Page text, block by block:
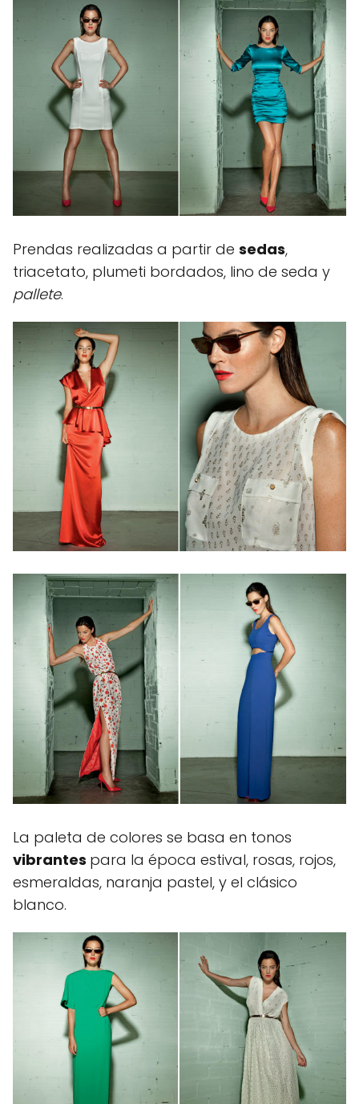
Prendas realizadas a partir de sedas,
triacetato, plumeti bordados, lino de seda y
pallete.
La paleta de colores se basa en tonos
vibrantes para la época estival, rosas, rojos,
esmeraldas, naranja pastel, y el clásico
blanco.